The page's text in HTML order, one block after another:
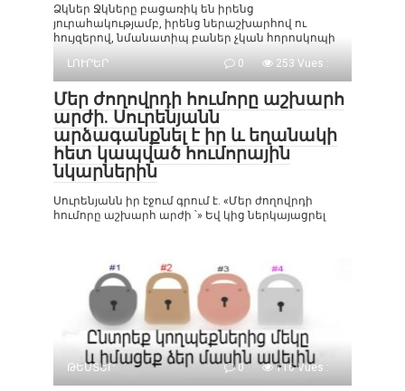
Ձկներ Ջկները բացառիկ են իրենց
յուրահակությամբ, իրենց ներաշխարհով ու
հույզերով, նմանատիպ բաներ չկան հորոսկոպի
ԼՈՒՐԵՐ
0 253 Vues :
Մեր ժողովրդի հումորը աշխարհ
արժի. Սուրենյանն
արձագանքնել է իր և եղանակի
հետ կապված հումորային
նկարներին
Սուրենյանն իր էջում գրում է. «Մեր ժողովրդի
հումորը աշխարհ արժի ՝» Եվ կից ներկայացրել
ԹԵՍՏԵՐ 0 116 Vues :